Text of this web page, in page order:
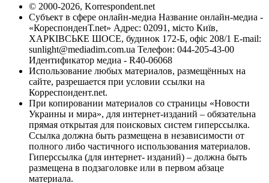
© 2000-2026, Korrespondent.net
Субъект в сфере онлайн-медиа Название онлайн-медиа -
«КореспонденТ.net» Адрес: 02091, місто Київ,
ХАРКІВСЬКЕ ШОСЕ, будинок 172-Б, офіс 208/1 E-mail:
sunlight@mediadim.com.ua Телефон: 044-205-43-00
Идентификатор медиа - R40-06068
Использование любых материалов, размещённых на
сайте, разрешается при условии ссылки на
Корреспондент.net.
При копировании материалов со страницы «Новости
Украины и мира», для интернет-изданий – обязательна
прямая открытая для поисковых систем гиперссылка.
Ссылка должна быть размещена в независимости от
полного либо частичного использования материалов.
Гиперссылка (для интернет- изданий) – должна быть
размещена в подзаголовке или в первом абзаце
материала.